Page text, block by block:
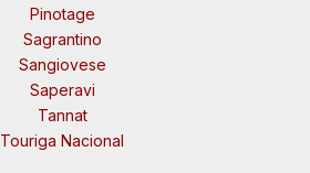
Pinotage
Sagrantino
Sangiovese
Saperavi
Tannat
Touriga Nacional